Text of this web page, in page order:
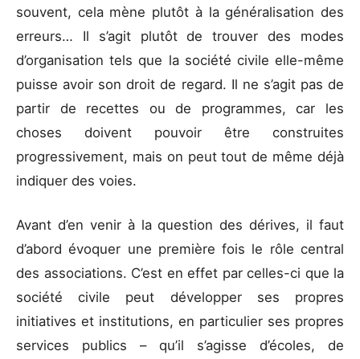
souvent, cela mène plutôt à la généralisation des
erreurs… Il s’agit plutôt de trouver des modes
d’organisation tels que la société civile elle-même
puisse avoir son droit de regard. Il ne s’agit pas de
partir de recettes ou de programmes, car les
choses doivent pouvoir être construites
progressivement, mais on peut tout de même déjà
indiquer des voies.
Avant d’en venir à la question des dérives, il faut
d’abord évoquer une première fois le rôle central
des associations. C’est en effet par celles-ci que la
société civile peut développer ses propres
initiatives et institutions, en particulier ses propres
services publics – qu’il s’agisse d’écoles, de